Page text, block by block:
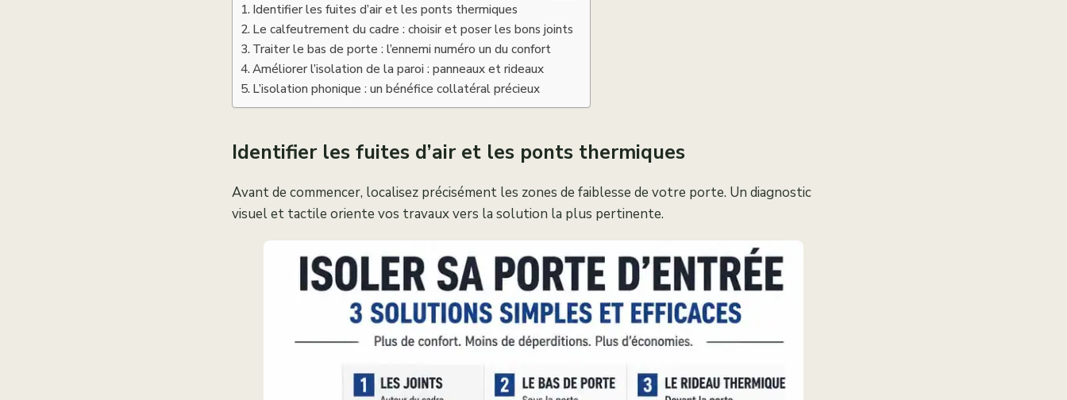
Identifier les fuites d’air et les ponts thermiques
Le calfeutrement du cadre : choisir et poser les bons joints
Traiter le bas de porte : l’ennemi numéro un du confort
Améliorer l’isolation de la paroi : panneaux et rideaux
L’isolation phonique : un bénéfice collatéral précieux
Identifier les fuites d’air et les ponts thermiques
Avant de commencer, localisez précisément les zones de faiblesse de votre porte. Un diagnostic
visuel et tactile oriente vos travaux vers la solution la plus pertinente.